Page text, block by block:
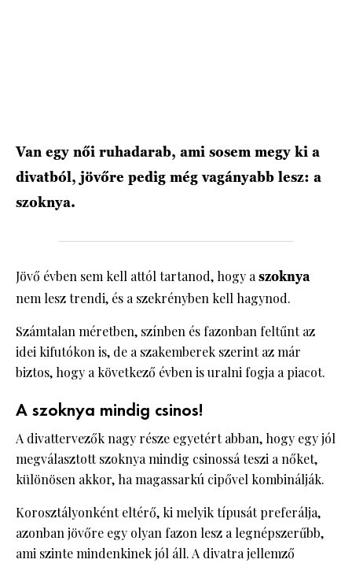
Van egy női ruhadarab, ami sosem megy ki a
divatból, jövőre pedig még vagányabb lesz: a
szoknya.
Jövő évben sem kell attól tartanod, hogy aszoknya
nem lesz trendi, és a szekrényben kell hagynod.
Számtalan méretben, színben és fazonban feltűnt az
idei kifutókon is, de a szakemberek szerint az már
biztos, hogy a következő évben is uralni fogja a piacot.
A szoknya mindig csinos!
A divattervezők nagy része egyetért abban, hogy egy jól
megválasztott szoknya mindig csinossá teszi a nőket,
különösen akkor, ha magassarkú cipővel kombinálják.
Korosztályonként eltérő, ki melyik típusát preferálja,
azonban jövőre egy olyan fazon lesz a legnépszerűbb,
ami szinte mindenkinek jól áll. A divatra jellemző